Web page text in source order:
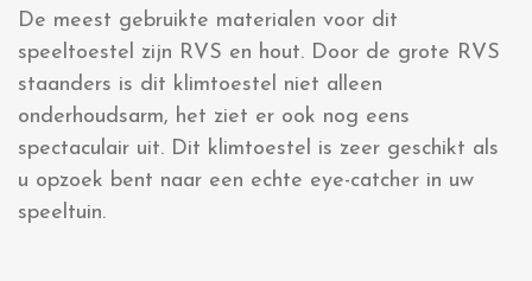
De meest gebruikte materialen voor dit
speeltoestel zijn RVS en hout. Door de grote RVS
staanders is dit klimtoestel niet alleen
onderhoudsarm, het ziet er ook nog eens
spectaculair uit. Dit klimtoestel is zeer geschikt als
u opzoek bent naar een echte eye-catcher in uw
speeltuin.